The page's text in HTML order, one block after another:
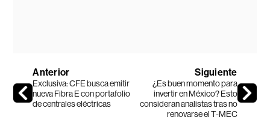
Anterior
Exclusiva: CFE busca emitir
nueva Fibra E con portafolio
de centrales eléctricas
Siguiente
¿Es buen momento para
invertir en México? Esto
consideran analistas tras no
renovarse el T-MEC